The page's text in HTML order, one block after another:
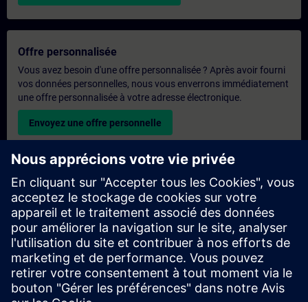
Offre personnalisée
Vous avez besoin d'une offre personnalisée ? Après avoir fourni
vos données personnelles, nous vous enverrons immédiatement
une offre personnalisée à votre adresse électronique.
Envoyez une offre personnelle
Demande de formation exclusive
Veuillez remplir le formulaire ci-dessous si vous souhaitez
obtenir un devis pour une formation exclusive, que ce soit sur
site, en ligne ou dans notre centre de formation SITRAIN. Ce
type de demande convient aux groupes plus importants (6
personnes ou plus). Après avoir fourni vos coordonnées et vos
besoins en matière de formation, vous recevrez un devis de
notre part.